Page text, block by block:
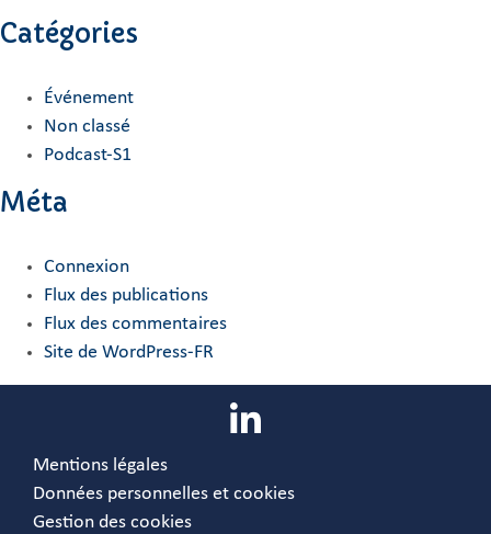
Catégories
Événement
Non classé
Podcast-S1
Méta
Connexion
Flux des publications
Flux des commentaires
Site de WordPress-FR
Mentions légales
Données personnelles et cookies
Gestion des cookies